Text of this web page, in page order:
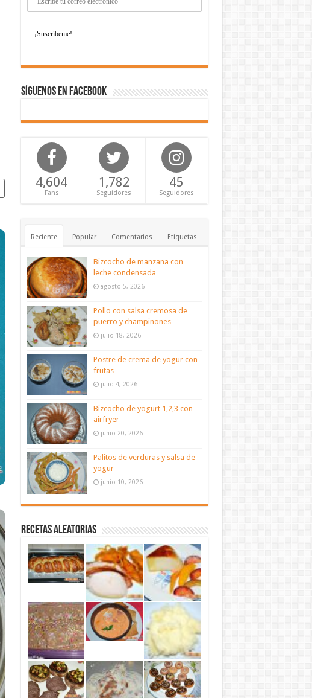
Síguenos en Facebook
4,604
Fans
1,782
Seguidores
45
Seguidores
Reciente Popular Comentarios Etiquetas
Bizcocho de manzana con
leche condensada
agosto 5, 2026
Pollo con salsa cremosa de
puerro y champiñones
julio 18, 2026
Postre de crema de yogur con
frutas
julio 4, 2026
Bizcocho de yogurt 1,2,3 con
airfryer
junio 20, 2026
Palitos de verduras y salsa de
yogur
junio 10, 2026
Recetas aleatorias